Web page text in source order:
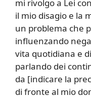
mi rivolgo a Lei
il mio disagio e la
un problema che
influenzando
vita quotidiana e
parlando dei
da [indicare la
di fronte al mio